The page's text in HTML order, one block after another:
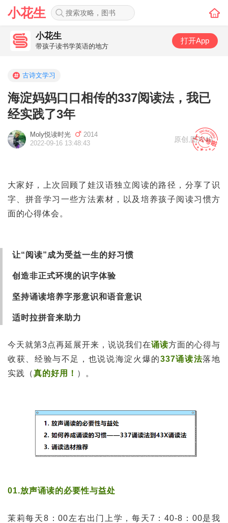
小花生
小花生
带孩子读书学英语的地方
打开App
古诗文学习
海淀妈妈口口相传的337阅读法，我已
经实践了3年
Moly悦读时光
2014
2022-09-16 13:48:43
原创 图片40
大家好，上次回顾了娃汉语独立阅读的路径，分享了识
字、拼音学习一些方法素材，以及培养孩子阅读习惯方
面的心得体会。
让“阅读”成为受益一生的好习惯
创造非正式环境的识字体验
坚持诵读培养字形意识和语音意识
适时拉拼音来助力
今天就第3点再延展开来，说说我们在诵读方面的心得与
收获、经验与不足，也说说海淀火爆的337诵读法落地
实践（真的好用！ ）。
01.放声诵读的必要性与益处
茉莉每天8：00左右出门上学，每天7：40-8：00是我